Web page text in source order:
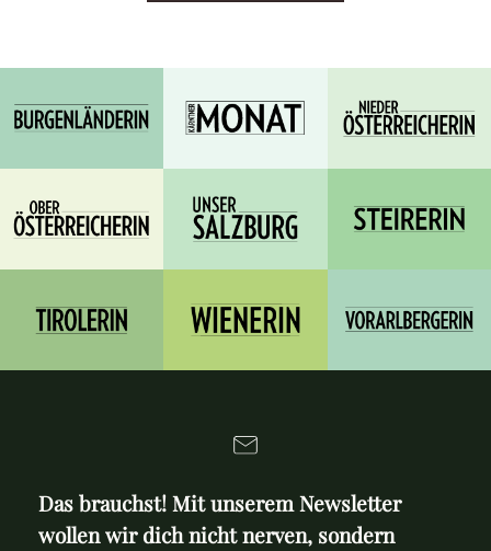
Das brauchst! Mit unserem Newsletter
wollen wir dich nicht nerven, sondern